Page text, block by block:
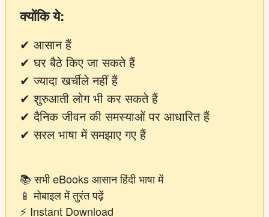
क्योंकि ये:
✔ आसान हैं
✔ घर बैठे किए जा सकते हैं
✔ ज्यादा खर्चीले नहीं हैं
✔ शुरुआती लोग भी कर सकते हैं
✔ दैनिक जीवन की समस्याओं पर आधारित हैं
✔ सरल भाषा में समझाए गए हैं
📚 सभी eBooks आसान हिंदी भाषा में
📱 मोबाइल में तुरंत पढ़ें
⚡ Instant Download